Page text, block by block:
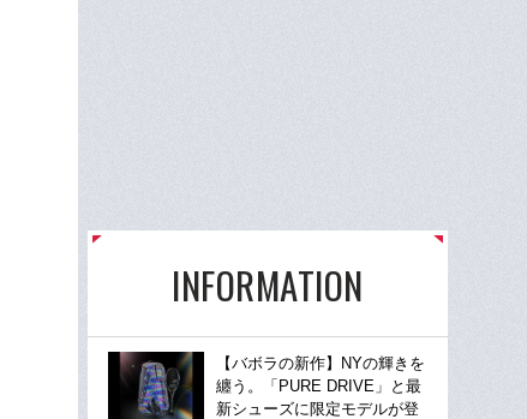
INFORMATION
【バボラの新作】NYの輝きを
纏う。「PURE DRIVE」と最
新シューズに限定モデルが登